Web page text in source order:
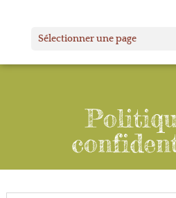
Sélectionner une page